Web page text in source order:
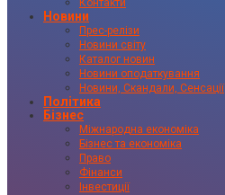
Контакти
Новини
Прес-релізи
Новини світу
Каталог новин
Новини оподаткування
Новини, Скандали, Сенсації
Політика
Бізнес
Міжнародна економіка
Бізнес та економіка
Право
Фінанси
Інвестиції